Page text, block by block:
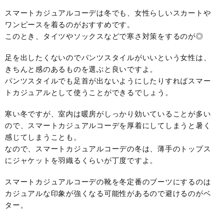
スマートカジュアルコーデは冬でも、女性らしいスカートや
ワンピースを着るのがおすすめです。
このとき、タイツやソックスなどで寒さ対策をするのが◎
足を出したくないのでパンツスタイルがいいという女性は、
きちんと感のあるものを選ぶと良いですよ。
パンツスタイルでも足首が出ないようにしたりすればスマー
トカジュアルとして使うことができるでしょう。
寒い冬ですが、室内は暖房がしっかり効いていることが多い
ので、スマートカジュアルコーデを厚着にしてしまうと暑く
感じてしまうことも。
なので、スマートカジュアルコーデの冬は、薄手のトップス
にジャケットを羽織るくらいが丁度ですよ。
スマートカジュアルコーデの靴を冬定番のブーツにするのは
カジュアルな印象が強くなる可能性があるので避けるのがベ
ター。